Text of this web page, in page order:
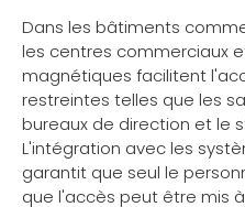
Dans les bâtiments
les centres commerciaux
magnétiques facilitent
restreintes telles que les
bureaux de direction et le
L'intégration avec les
garantit que seul le
que l'accès peut être mis